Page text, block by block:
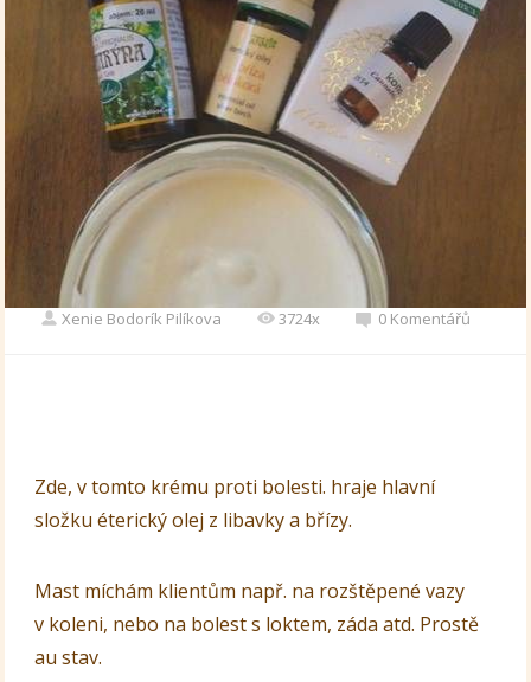
Xenie Bodorík Pilíkova 3724x 0 Komentářů
Zde, v tomto krému proti bolesti. hraje hlavní
složku éterický olej z libavky a břízy.
Mast míchám klientům např. na rozštěpené vazy
v koleni, nebo na bolest s loktem, záda atd. Prostě
au stav.